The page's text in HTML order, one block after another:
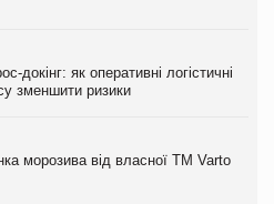
докінг: як оперативні логістичні
зменшити ризики
морозива від власної ТМ Varto
б знав» про асортимент,
у VARUS з’явилися паучі
у першому півріччі
9%